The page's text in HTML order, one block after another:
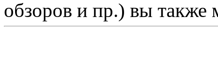
обзоров и пр.) вы также